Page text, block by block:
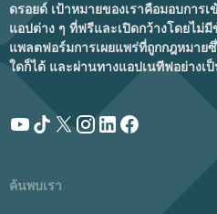
ดรอยด์ เป้าหมายของเราคือมอบกา
แอปต่าง ๆ ที่ฟรีและเปิดกว้างโดยไม่
แพลตฟอร์มการเผยแพร่ที่ถูกกฎหมาย
ใดก็ได้ และผ่านทางแอปเนทีฟอย่างเ
ค้นพบเรา